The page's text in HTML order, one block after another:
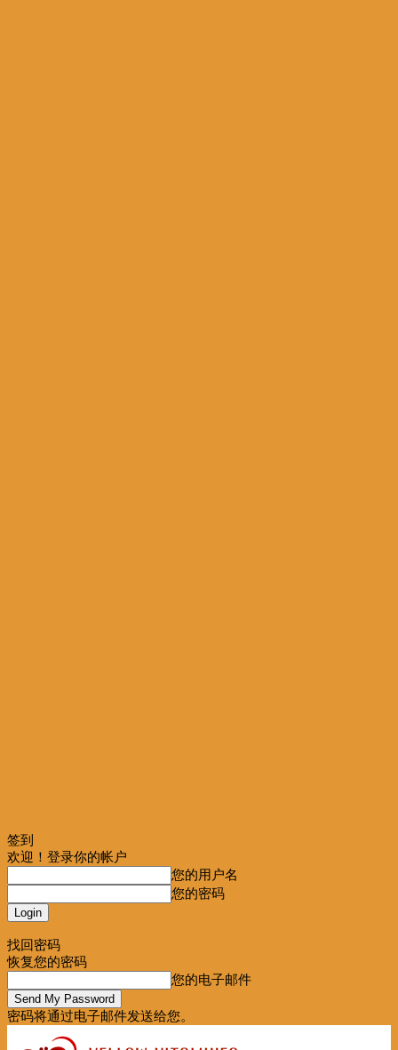
签到
欢迎！登录你的帐户
您的用户名
您的密码
找回密码
恢复您的密码
您的电子邮件
密码将通过电子邮件发送给您。